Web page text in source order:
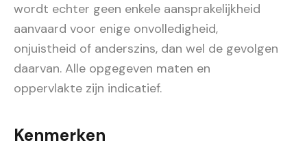
wordt echter geen enkele aansprakelijkheid
aanvaard voor enige onvolledigheid,
onjuistheid of anderszins, dan wel de gevolgen
daarvan. Alle opgegeven maten en
oppervlakte zijn indicatief.
Kenmerken